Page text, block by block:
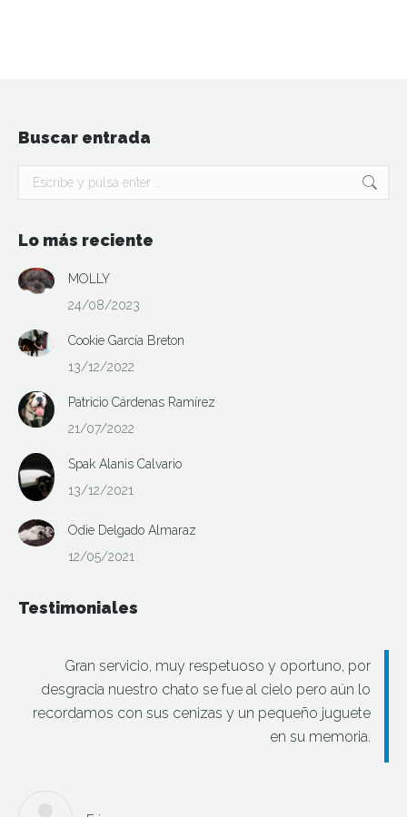
Buscar entrada
Buscar:
Lo más reciente
MOLLY
24/08/2023
Cookie García Breton
13/12/2022
Patricio Cárdenas Ramírez
21/07/2022
Spak Alanis Calvario
13/12/2021
Odie Delgado Almaraz
12/05/2021
Testimoniales
Gran servicio, muy respetuoso y oportuno, por
desgracia nuestro chato se fue al cielo pero aún lo
recordamos con sus cenizas y un pequeño juguete
en su memoria.